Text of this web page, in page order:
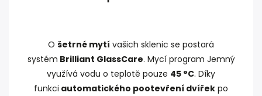
O šetrné mytí vašich sklenic se postará
systém Brilliant GlassCare. Mycí program Jemný
využívá vodu o teplotě pouze 45 °C. Díky
funkci automatického pootevření dvířek po